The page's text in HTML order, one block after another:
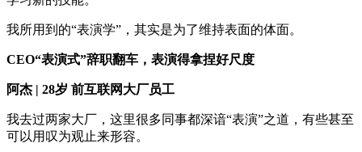
我所用到的“表演学”，其实是为了维持表面的体面。
CEO“表演式”辞职翻车，表演得拿捏好尺度
阿杰 | 28岁 前互联网大厂员工
我去过两家大厂，这里很多同事都深谙“表演”之道，有些甚至
可以用叹为观止来形容。